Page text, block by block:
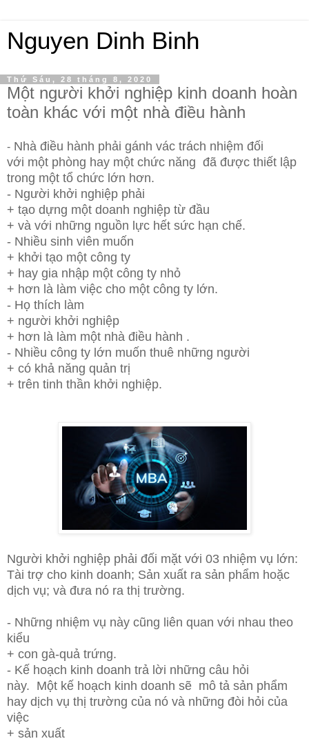
Nguyen Dinh Binh
Thứ Sáu, 28 tháng 8, 2020
Một người khởi nghiệp kinh doanh hoàn
toàn khác với một nhà điều hành
- Nhà điều hành phải gánh vác trách nhiệm đối
với một phòng hay một chức năng đã được thiết lập
trong một tổ chức lớn hơn.
- Người khởi nghiệp phải
+ tạo dựng một doanh nghiệp từ đầu
+ và với những nguồn lực hết sức hạn chế.
- Nhiều sinh viên muốn
+ khởi tạo một công ty
+ hay gia nhập một công ty nhỏ
+ hơn là làm việc cho một công ty lớn.
- Họ thích làm
+ người khởi nghiệp
+ hơn là làm một nhà điều hành .
- Nhiều công ty lớn muốn thuê những người
+ có khả năng quản trị
+ trên tinh thần khởi nghiệp.
Người khởi nghiệp phải đối mặt với 03 nhiệm vụ lớn:
Tài trợ cho kinh doanh; Sản xuất ra sản phẩm hoặc
dịch vụ; và đưa nó ra thị trường.
- Những nhiệm vụ này cũng liên quan với nhau theo
kiểu
+ con gà-quả trứng.
- Kế hoạch kinh doanh trả lời những câu hỏi
này. Một kế hoạch kinh doanh sẽ mô tả sản phẩm
hay dịch vụ thị trường của nó và những đòi hỏi của
việc
+ sản xuất